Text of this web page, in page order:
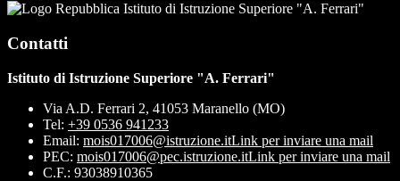
Istituto di Istruzione Superiore "A. Ferrari"
Contatti
Istituto di Istruzione Superiore "A. Ferrari"
Via A.D. Ferrari 2, 41053 Maranello (MO)
Tel: +39 0536 941233
Email: mois017006@istruzione.itLink per inviare una mail
PEC: mois017006@pec.istruzione.itLink per inviare una mail
C.F.: 93038910365